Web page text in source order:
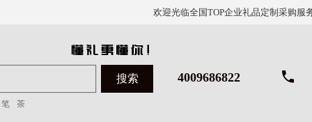
欢迎光临全国TOP企业礼品定制采购服
4009686822
笔 茶